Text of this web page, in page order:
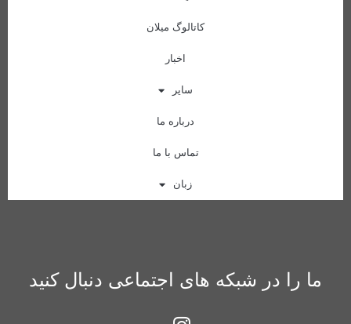
کاتالوگ میلان
اخبار
سایر
درباره ما
تماس با ما
زبان
ما را در شبکه های اجتماعی دنبال کنید